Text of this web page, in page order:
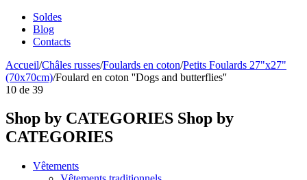
Soldes
Blog
Contacts
Accueil/Châles russes/Foulards en coton/Petits Foulards 27"x27"
(70x70cm)/Foulard en coton ''Dogs and butterflies''
10 de 39
Shop by CATEGORIES Shop by
CATEGORIES
Vêtements